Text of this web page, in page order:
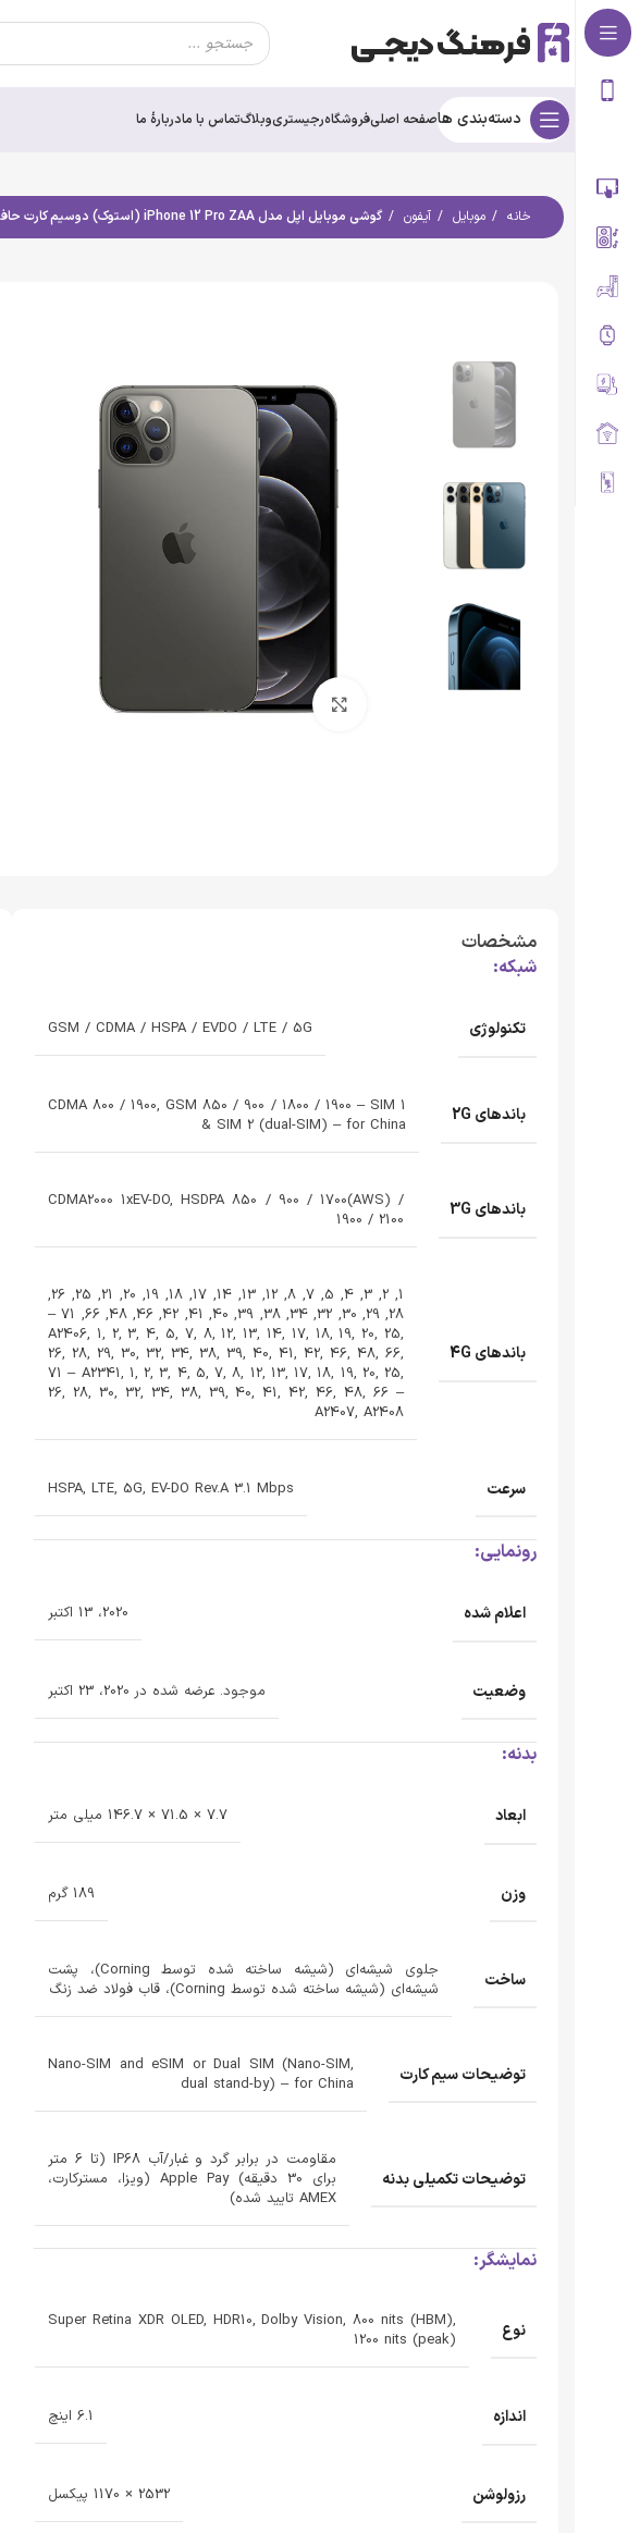
دسته‌بندی هاصفحه اصلیفروشگاهرجیستریوبلاگتماس با مادرباره‌ٔ ما
خانه موبایل آیفون گوشی موبایل اپل مدل iPhone 12 Pro ZAA (استوک) دوسیم کارت حافظه 512 گیگابایت و رم 6 گیگابایت | پک اصلی (M)
برای بزرگنمایی کلیک کنید
مشخصات
شبکه:
تکنولوژی GSM / CDMA / HSPA / EVDO / LTE / 5G
باندهای 2G
CDMA 800 / 1900, GSM 850 / 900 / 1800 / 1900 – SIM 1
& SIM 2 (dual-SIM) – for China
باندهای 3G
CDMA2000 1xEV-DO, HSDPA 850 / 900 / 1700(AWS) /
1900 / 2100
باندهای 4G
1, 2, 3, 4, 5, 7, 8, 12, 13, 14, 17, 18, 19, 20, 21, 25, 26,
28, 29, 30, 32, 34, 38, 39, 40, 41, 42, 46, 48, 66, 71 –
A2406, 1, 2, 3, 4, 5, 7, 8, 12, 13, 14, 17, 18, 19, 20, 25,
26, 28, 29, 30, 32, 34, 38, 39, 40, 41, 42, 46, 48, 66,
71 – A2341, 1, 2, 3, 4, 5, 7, 8, 12, 13, 17, 18, 19, 20, 25,
26, 28, 30, 32, 34, 38, 39, 40, 41, 42, 46, 48, 66 –
A2407, A2408
سرعت HSPA, LTE, 5G, EV-DO Rev.A 3.1 Mbps
رونمایی:
اعلام شده 2020، 13 اکتبر
وضعیت موجود. عرضه شده در 2020، 23 اکتبر
بدنه:
ابعاد 7.7 × 71.5 × 146.7 میلی متر
وزن 189 گرم
ساخت
جلوی شیشه‌ای (شیشه ساخته شده توسط Corning)، پشت
شیشه‌ای (شیشه ساخته شده توسط Corning)، قاب فولاد ضد زنگ
توضیحات سیم کارت
Nano-SIM and eSIM or Dual SIM (Nano-SIM,
dual stand-by) – for China
توضیحات تکمیلی بدنه
مقاومت در برابر گرد و غبار/آب IP68 (تا 6 متر
برای 30 دقیقه) Apple Pay (ویزا، مسترکارت،
AMEX تایید شده)
نمایشگر:
نوع
Super Retina XDR OLED, HDR10, Dolby Vision, 800 nits (HBM),
1200 nits (peak)
اندازه 6.1 اینچ
رزولوشن 2532 × 1170 پیکسل